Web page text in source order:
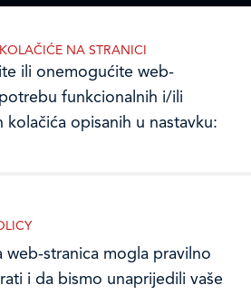
i Kolačići
web-stranica mogla pravilno
i da bismo unaprijedili vaše
NA STRANICI
ili onemogućite web-
funkcionalnih i/ili
kolačića opisanih u nastavku:
kolačići
omogućuju osnovne